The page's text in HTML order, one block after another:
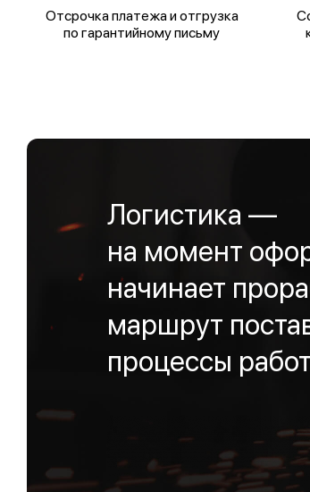
Отсрочка платежа и отгрузка
по гарантийному письму
Логистика —
на момент
начинает
маршрут
процессы